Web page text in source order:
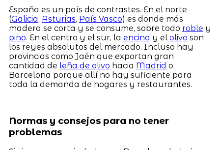
España es un país de contrastes. En el norte
(Galicia, Asturias, País Vasco) es donde más
madera se corta y se consume, sobre todo roble y
pino. En el centro y el sur, la encina y el olivo son
los reyes absolutos del mercado. Incluso hay
provincias como Jaén que exportan gran
cantidad de leña de olivo hacia Madrid o
Barcelona porque allí no hay suficiente para
toda la demanda de hogares y restaurantes.
Normas y consejos para no tener
problemas